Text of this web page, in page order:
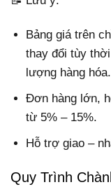
Bảng giá trên
thay đổi tùy
lượng hàng hóa.
Đơn hàng lớn,
từ 5% – 15%.
Hỗ trợ giao –
Quy Trình